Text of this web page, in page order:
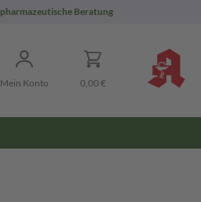
pharmazeutische Beratung
Mein Konto 0,00 €